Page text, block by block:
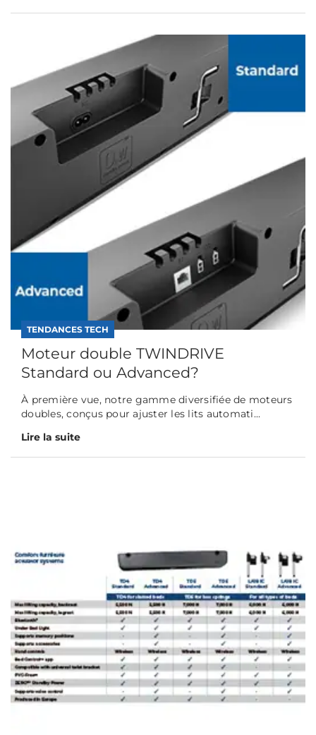
TENDANCES TECH
Moteur double TWINDRIVE
Standard ou Advanced?
À première vue, notre gamme diversifiée de moteurs
doubles, conçus pour ajuster les lits automati...
Lire la suite